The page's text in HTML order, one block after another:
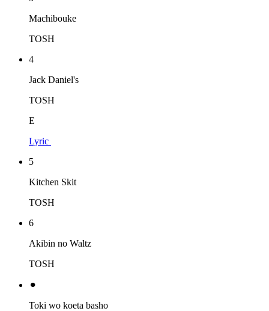
Machibouke
TOSH
4
Jack Daniel's
TOSH
E
Lyric
5
Kitchen Skit
TOSH
6
Akibin no Waltz
TOSH
⚫︎
Toki wo koeta basho